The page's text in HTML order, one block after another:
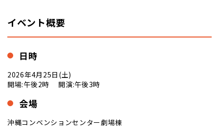
イベント概要
日時
2026年4月25日(土)
開場:午後2時 開演:午後3時
会場
沖縄コンベンションセンター劇場棟